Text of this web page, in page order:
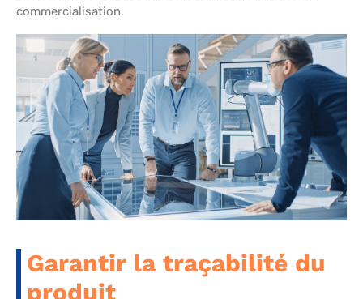
commercialisation.
Garantir la traçabilité du
produit